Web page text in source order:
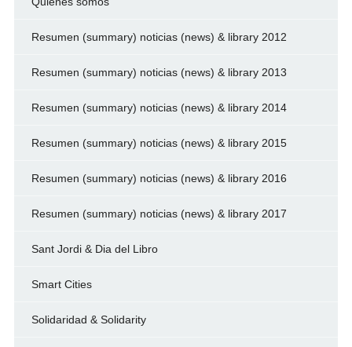
Resumen (summary) noticias (news) & library 2012
Resumen (summary) noticias (news) & library 2013
Resumen (summary) noticias (news) & library 2014
Resumen (summary) noticias (news) & library 2015
Resumen (summary) noticias (news) & library 2016
Resumen (summary) noticias (news) & library 2017
Sant Jordi & Dia del Libro
Smart Cities
Solidaridad & Solidarity